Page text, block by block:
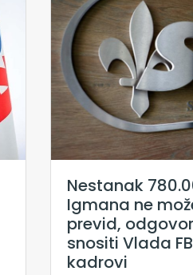
Nestanak
Igmana ne
previd,
snositi Vlada
kadrovi